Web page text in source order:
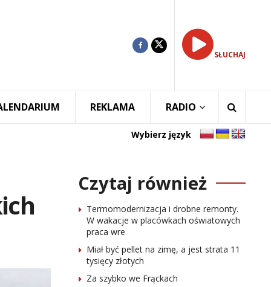
SŁUCHAJ
REKLAMA RADIO
Wybierz język
Czytaj również
Termomodernizacja i drobne remonty.
W wakacje w placówkach oświatowych
praca wre
Miał być pellet na zimę, a jest strata 11
tysięcy złotych
Za szybko we Frąckach